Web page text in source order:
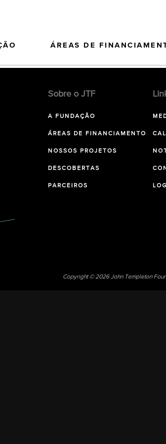
ÁREAS DE
Sobre o JTF
A FUNDAÇÃO
ÁREAS DE FINANCIAMENTO
NOSSOS PROJETOS
DESCOBERTAS
PARCEIROS
Copyright © 2026 John Templeton